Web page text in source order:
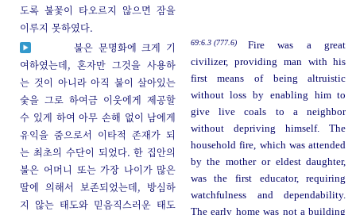
도록 불꽃이 타오르지 않으면 잠을
이루지 못하였다.
불은 문명화에 크게 기
여하였는데, 혼자만 그것을 사용하
는 것이 아니라 아직 불이 살아있는
숯을 그로 하여금 이웃에게 제공할
수 있게 하여 아무 손해 없이 남에게
유익을 줌으로서 이타적 존재가 되
는 최초의 수단이 되었다. 한 집안의
불은 어머니 또는 가장 나이가 많은
딸에 의해서 보존되었는데, 방심하
지 않는 태도와 믿음직스러운 태도
69:6.3 (777.6)
Fire was a great
civilizer, providing man with his
first means of being altruistic
without loss by enabling him to
give live coals to a neighbor
without depriving himself. The
household fire, which was attended
by the mother or eldest daughter,
was the first educator, requiring
watchfulness and dependability.
The early home was not a building